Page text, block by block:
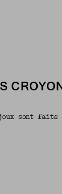
sont faits